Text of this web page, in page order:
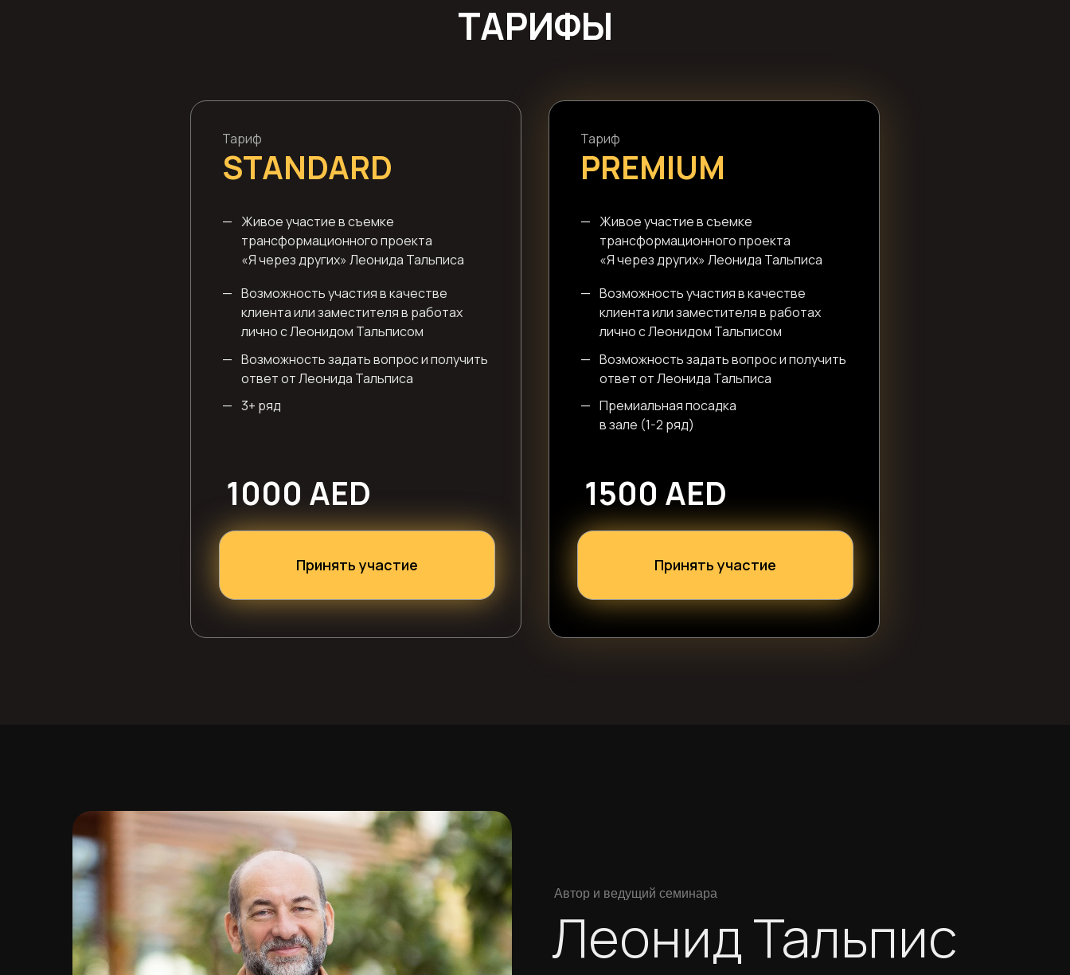
ТАРИФЫ
STANDARD
1000 AED
Возможность участия в качестве
клиента или заместителя в работах
лично с Леонидом Тальписом
—
Принять участие
Возможность задать вопрос и получить
ответ от Леонида Тальписа
—
3+ ряд
—
Тариф
PREMIUM
1500 AED
Возможность участия в качестве
клиента или заместителя в работах
лично с Леонидом Тальписом
—
Живое участие в съемке
трансформационного проекта
«Я через других» Леонида Тальписа
—
Живое участие в съемке
трансформационного проекта
«Я через других» Леонида Тальписа
—
Принять участие
Возможность задать вопрос и получить
ответ от Леонида Тальписа
—
Премиальная посадка
в зале (1-2 ряд)
—
Тариф
Леонид Тальпис
Автор и ведущий семинара